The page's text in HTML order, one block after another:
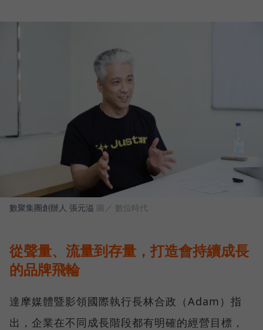
數聚集團創辦人 張元溢 圖／ 數位時代
從聲量、流量到存量，打造會持續成長
的品牌飛輪
達摩媒體暨影領國際執行長林合政（Adam）指
出，企業在不同成長階段都有明確的經營目標，